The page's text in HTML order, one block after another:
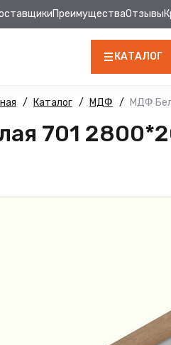
ПреимуществаОтзывы
КАТАЛОГ
ЛДСП
КРОМКА
МДФ
ПРОФИЛЬ
Каталог МДФ МДФ
701